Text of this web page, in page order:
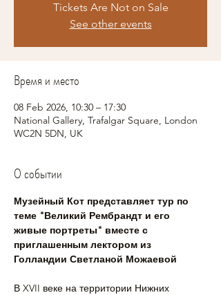
Tickets Are Not on Sale
See other events
Время и место
08 Feb 2026, 10:30 – 17:30
National Gallery, Trafalgar Square, London
WC2N 5DN, UK
О событии
Музейный Кот представляет тур по
теме "Великий Рембрандт и его
живые портреты" вместе с
приглашенным лектором из
Голландии Светланой Можаевой
В XVII веке на территории Нижних